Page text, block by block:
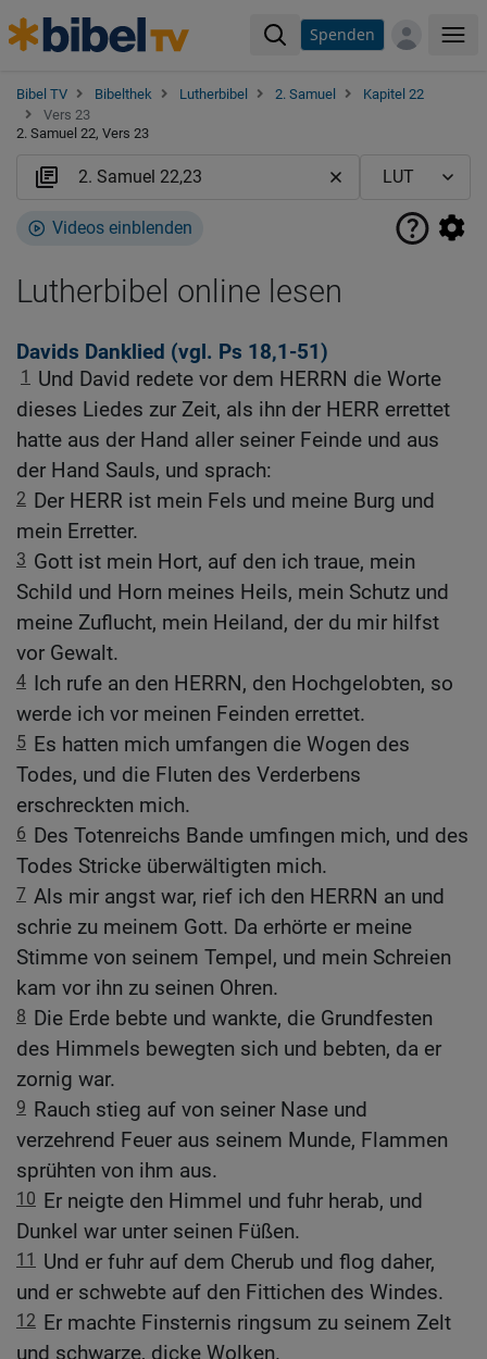
Spenden
Bibel TV Bibelthek Lutherbibel 2. Samuel
Kapitel 22
Vers 23
2. Samuel 22, Vers 23
Videos einblenden
Lutherbibel online lesen
Davids Danklied (vgl. Ps 18,1-51)
1
Und David redete vor dem HERRN die Worte
dieses Liedes zur Zeit, als ihn der HERR errettet
hatte aus der Hand aller seiner Feinde und aus
der Hand Sauls, und sprach:
2 Der HERR ist mein Fels und meine Burg und
mein Erretter.
3 Gott ist mein Hort, auf den ich traue, mein
Schild und Horn meines Heils, mein Schutz und
meine Zuflucht, mein Heiland, der du mir hilfst
vor Gewalt.
4 Ich rufe an den HERRN, den Hochgelobten, so
werde ich vor meinen Feinden errettet.
5 Es hatten mich umfangen die Wogen des
Todes, und die Fluten des Verderbens
erschreckten mich.
6 Des Totenreichs Bande umfingen mich, und des
Todes Stricke überwältigten mich.
7 Als mir angst war, rief ich den HERRN an und
schrie zu meinem Gott. Da erhörte er meine
Stimme von seinem Tempel, und mein Schreien
kam vor ihn zu seinen Ohren.
8 Die Erde bebte und wankte, die Grundfesten
des Himmels bewegten sich und bebten, da er
zornig war.
9 Rauch stieg auf von seiner Nase und
verzehrend Feuer aus seinem Munde, Flammen
sprühten von ihm aus.
10 Er neigte den Himmel und fuhr herab, und
Dunkel war unter seinen Füßen.
11
Und er fuhr auf dem Cherub und flog daher,
und er schwebte auf den Fittichen des Windes.
12 Er machte Finsternis ringsum zu seinem Zelt
und schwarze, dicke Wolken.